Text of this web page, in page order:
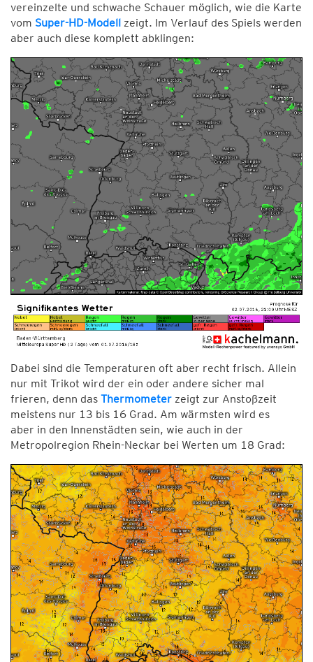
vereinzelte und schwache Schauer möglich, wie die Karte
vom Super-HD-Modell zeigt. Im Verlauf des Spiels werden
aber auch diese komplett abklingen:
Dabei sind die Temperaturen oft aber recht frisch. Allein
nur mit Trikot wird der ein oder andere sicher mal
frieren, denn das Thermometer zeigt zur Anstoßzeit
meistens nur 13 bis 16 Grad. Am wärmsten wird es
aber in den Innenstädten sein, wie auch in der
Metropolregion Rhein-Neckar bei Werten um 18 Grad: